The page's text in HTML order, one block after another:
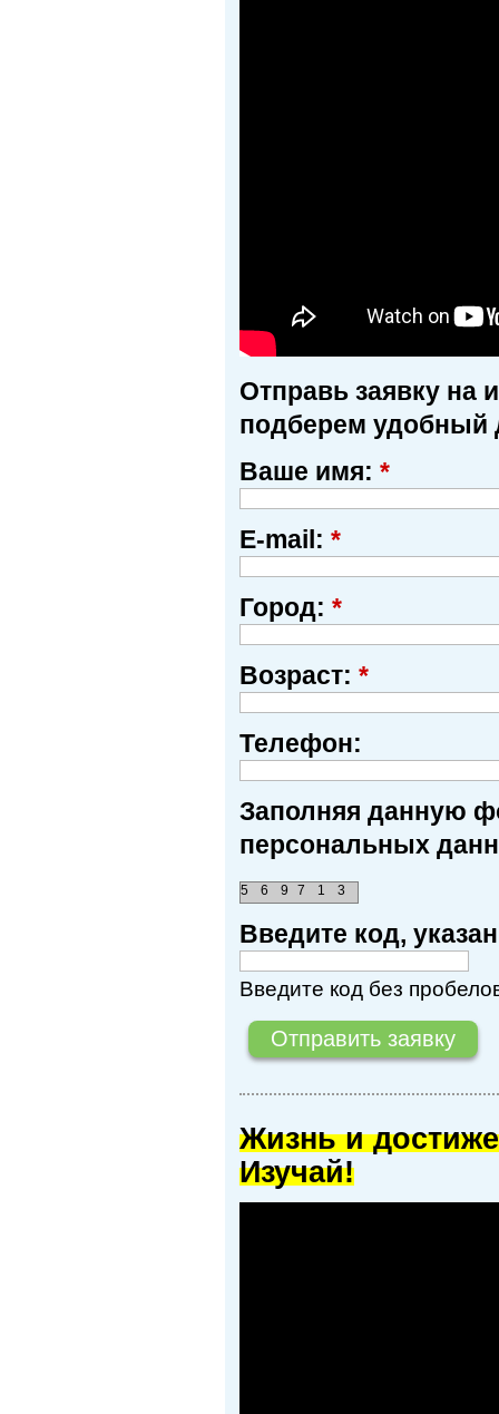
Отправь заявку на
подберем удобный
Ваше имя: *
E-mail: *
Город: *
Возраст: *
Телефон:
Заполняя данную
персональных
9
6
5 3
1
7
Введите код,
Введите код без
Жизнь и
Изучай!